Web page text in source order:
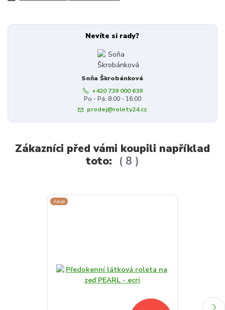
Nevíte si rady?
Soňa Škrobánková
+420 739 000 639
Po - Pá: 8:00 - 16:00
prodej@rolety24.cz
Zákazníci před vámi koupili například
toto:
8
Akce